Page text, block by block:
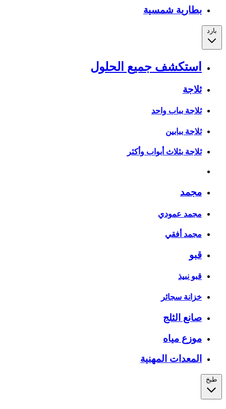
بطارية شمسية
بارد
استكشف جميع الحلول
ثلاجة
ثلاجة بباب واحد
ثلاجة ببابين
ثلاجة بثلاث أبواب وأكثر
مجمد
مجمد عمودي
مجمد أفقي
قبو
قبو نبيذ
خزانة سجائر
صانع الثلج
موزع مياه
المعدات المهنية
طبخ